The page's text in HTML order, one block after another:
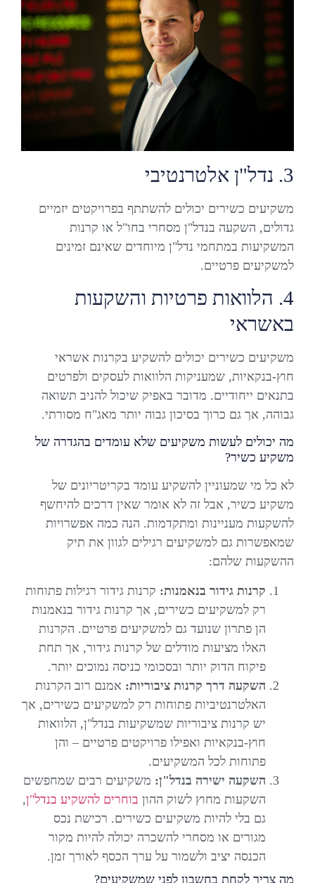
3. נדל"ן אלטרנטיבי
משקיעים כשירים יכולים להשתתף בפרויקטים יזמיים
גדולים, השקעה בנדל"ן מסחרי בחו"ל או קרנות
המשקיעות במתחמי נדל"ן מיוחדים שאינם זמינים
למשקיעים פרטיים.
4. הלוואות פרטיות והשקעות
באשראי
משקיעים כשירים יכולים להשקיע בקרנות אשראי
חוץ-בנקאיות, שמעניקות הלוואות לעסקים ולפרטים
בתנאים ייחודיים. מדובר באפיק שיכול להניב תשואה
גבוהה, אך גם כרוך בסיכון גבוה יותר מאג"ח מסורתי.
מה יכולים לעשות משקיעים שלא עומדים בהגדרה של
משקיע כשיר?
לא כל מי שמעוניין להשקיע עומד בקריטריונים של
משקיע כשיר, אבל זה לא אומר שאין דרכים להיחשף
להשקעות מעניינות ומתקדמות. הנה כמה אפשרויות
שמאפשרות גם למשקיעים רגילים לגוון את תיק
ההשקעות שלהם:
קרנות גידור בנאמנות: קרנות גידור רגילות פתוחות
רק למשקיעים כשירים, אך קרנות גידור בנאמנות
הן פתרון שנועד גם למשקיעים פרטיים. הקרנות
האלו מציעות מודלים של קרנות גידור, אך תחת
פיקוח הדוק יותר ובסכומי כניסה נמוכים יותר.
השקעה דרך קרנות ציבוריות: אמנם רוב הקרנות
האלטרנטיביות פתוחות רק למשקיעים כשירים, אך
יש קרנות ציבוריות שמשקיעות בנדל"ן, הלוואות
חוץ-בנקאיות ואפילו פרויקטים פרטיים – והן
פתוחות לכל המשקיעים.
השקעה ישירה בנדל"ן: משקיעים רבים שמחפשים
השקעות מחוץ לשוק ההון בוחרים להשקיע בנדל"ן,
גם בלי להיות משקיעים כשירים. רכישת נכס
מגורים או מסחרי להשכרה יכולה להיות מקור
הכנסה יציב ולשמור על ערך הכסף לאורך זמן.
מה צריך לקחת בחשבון לפני שמשקיעים?